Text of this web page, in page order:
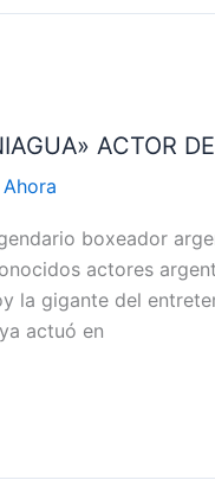
ACTOR
boxeador
actores
la gigante del
actuó en